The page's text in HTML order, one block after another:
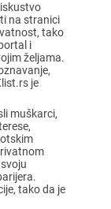
na stranici
tako
i
željama.
je
muškarci,
tako da je